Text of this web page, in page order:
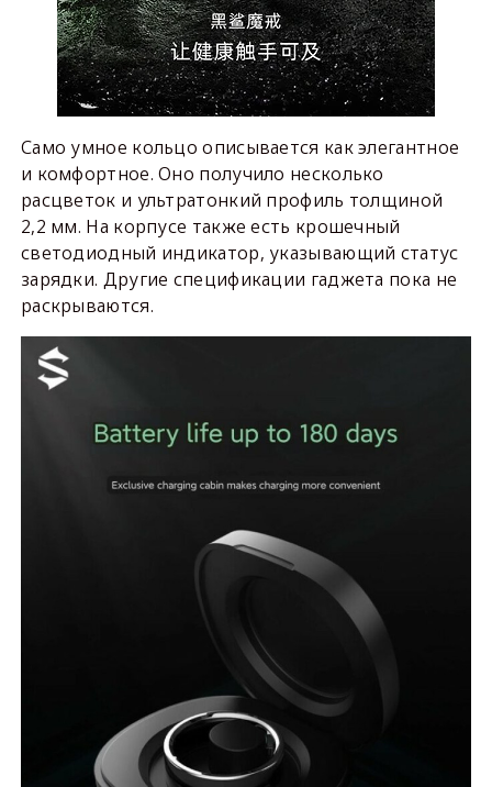
Само умное кольцо описывается как элегантное
и комфортное. Оно получило несколько
расцветок и ультратонкий профиль толщиной
2,2 мм. На корпусе также есть крошечный
светодиодный индикатор, указывающий статус
зарядки. Другие спецификации гаджета пока не
раскрываются.